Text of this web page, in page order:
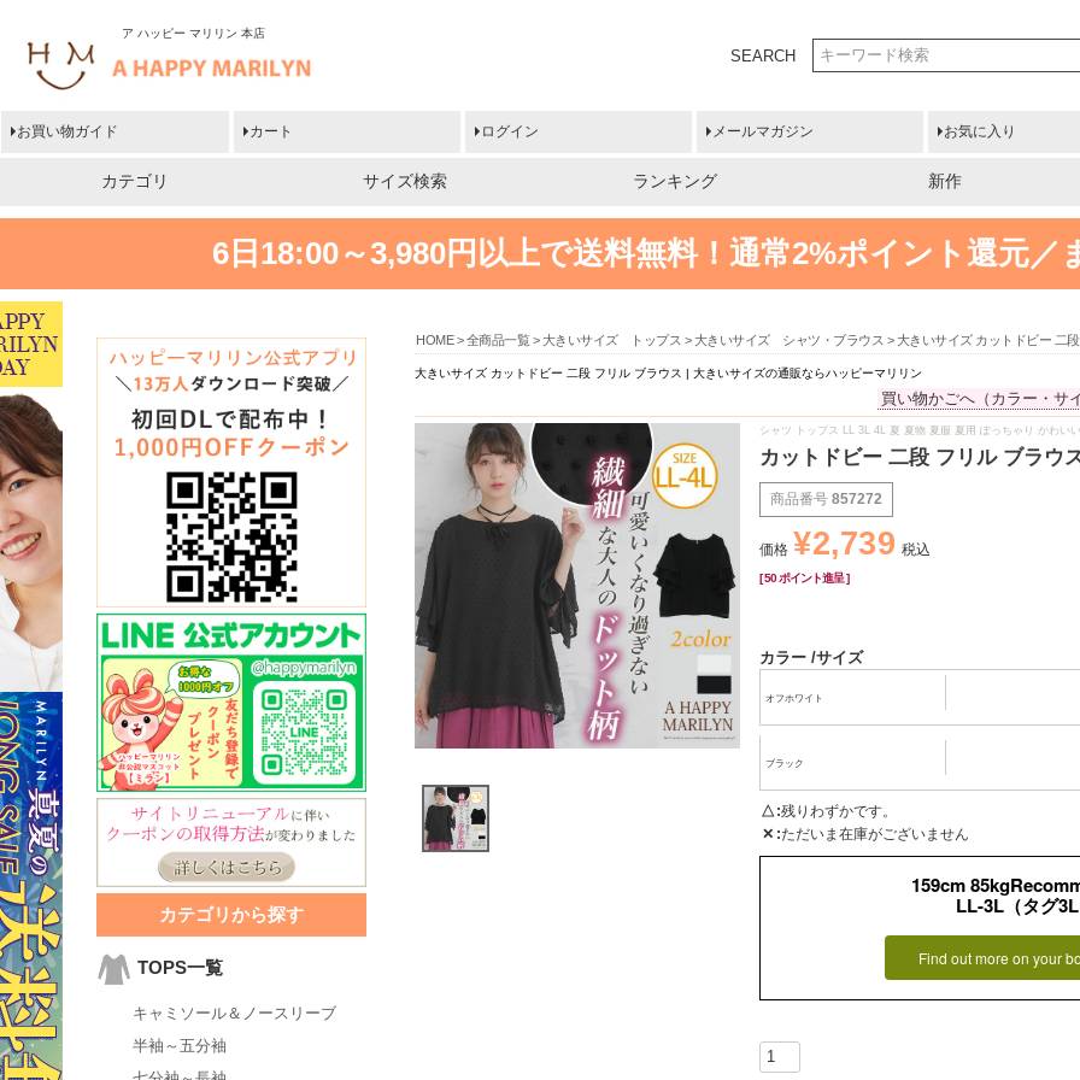
ア ハッピー マリリン 本店
SEARCH
お買い物ガイド カート ログイン メールマガジン お気に入り
カテゴリ サイズ検索 ランキング 新作
6日18:00～3,980円以上で送料無料！ 通常2%ポイント還元／
カテゴリから探す
TOPS一覧
キャミソール＆ノースリーブ
半袖～五分袖
HOME 全商品一覧 大きいサイズ トップス 大きいサイズ シャツ・ブラウス 大きいサイズ カットドビー 二
大きいサイズ カットドビー 二段 フリル ブラウス | 大きいサイズの通販ならハッピーマリリン
買い物かごへ（カラー・サ
シャツ トップス LL 3L 4L 夏 夏物 夏服 夏用 ぽっちゃり かわい
カットドビー 二段 フリル ブラウ
商品番号 857272
価格 ¥2,739 税込
[50 ポイント進呈 ]
カラー サイズ
オフホワイト
ブラック
△ 残りわずかです。
✕ ただいま在庫がございません
159cm
LL-3L（タグ3L
Find out more on your